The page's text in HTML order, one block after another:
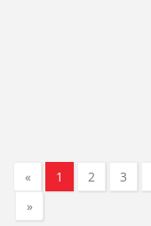
« 1 2 3
»